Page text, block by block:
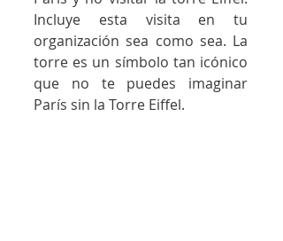
Incluye esta visita en tu
organización sea como sea. La
torre es un símbolo tan icónico
que no te puedes imaginar
París sin la Torre Eiffel.